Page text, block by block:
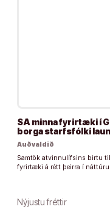
SA minna fyrirtæki í
borga starfsfólki laun
Auðvaldið
Samtök atvinnulífsins birtu
fyrirtæki á rétt þeirra í
Nýjustu fréttir